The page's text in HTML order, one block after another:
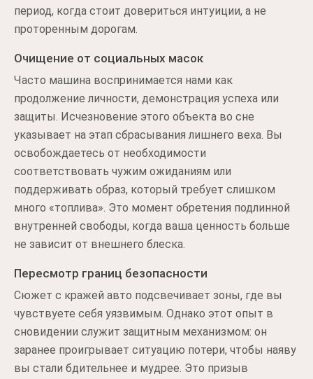
период, когда стоит довериться интуиции, а не
проторенным дорогам.
Очищение от социальных масок
Часто машина воспринимается нами как
продолжение личности, демонстрация успеха или
защиты. Исчезновение этого объекта во сне
указывает на этап сбрасывания лишнего веха. Вы
освобождаетесь от необходимости
соответствовать чужим ожиданиям или
поддерживать образ, который требует слишком
много «топлива». Это момент обретения подлинной
внутренней свободы, когда ваша ценность больше
не зависит от внешнего блеска.
Пересмотр границ безопасности
Сюжет с кражей авто подсвечивает зоны, где вы
чувствуете себя уязвимым. Однако этот опыт в
сновидении служит защитным механизмом: он
заранее проигрывает ситуацию потери, чтобы наяву
вы стали бдительнее и мудрее. Это призыв